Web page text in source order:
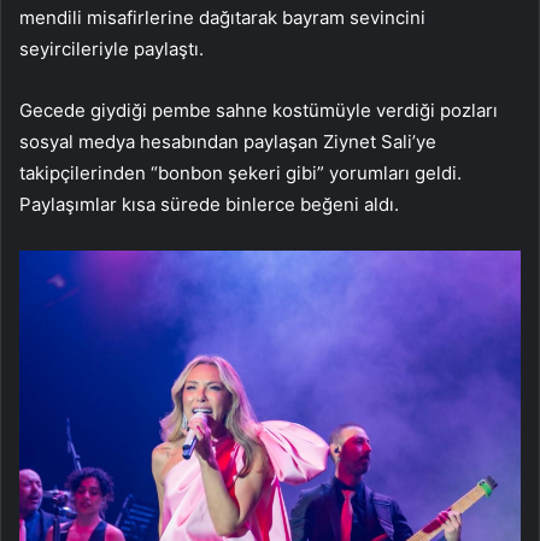
mendili misafirlerine dağıtarak bayram sevincini
seyircileriyle paylaştı.
Gecede giydiği pembe sahne kostümüyle verdiği pozları
sosyal medya hesabından paylaşan Ziynet Sali’ye
takipçilerinden “bonbon şekeri gibi” yorumları geldi.
Paylaşımlar kısa sürede binlerce beğeni aldı.